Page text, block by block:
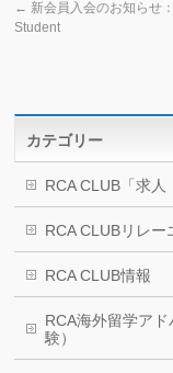
← 新会員入会のお知らせ
Student
カテゴリー
RCA CLUB「求人
RCA CLUBリレー
RCA CLUB情報
RCA海外留学ア
験）